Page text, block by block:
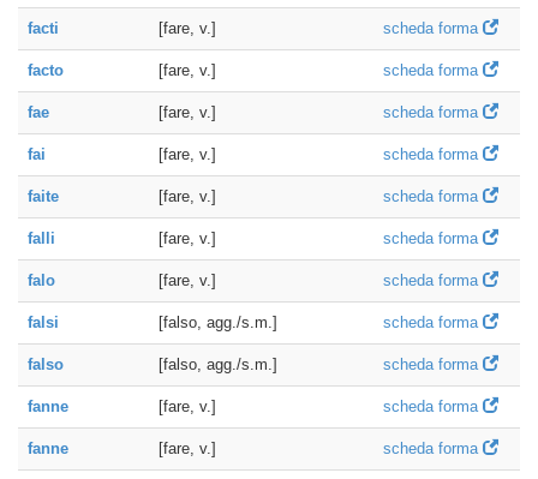
facti [fare, v.] scheda forma
facto [fare, v.] scheda forma
fae [fare, v.] scheda forma
fai [fare, v.] scheda forma
faite [fare, v.] scheda forma
falli [fare, v.] scheda forma
falo [fare, v.] scheda forma
falsi [falso, agg./s.m.] scheda forma
falso [falso, agg./s.m.] scheda forma
fanne [fare, v.] scheda forma
fanne [fare, v.] scheda forma